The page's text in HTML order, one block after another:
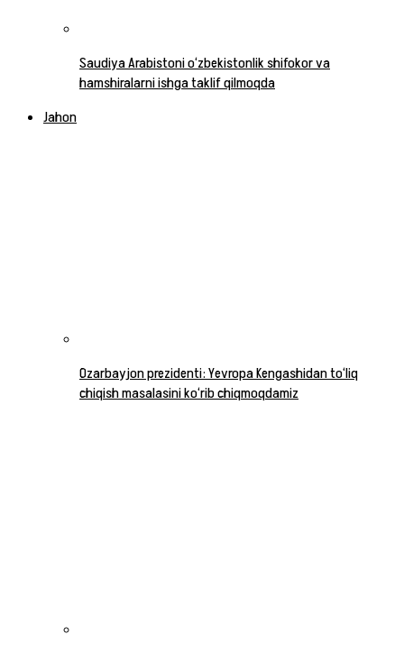
Saudiya Arabistoni o‘zbekistonlik shifokor va
hamshiralarni ishga taklif qilmoqda
Jahon
Ozarbayjon prezidenti: Yevropa Kengashidan to‘liq
chiqish masalasini ko‘rib chiqmoqdamiz